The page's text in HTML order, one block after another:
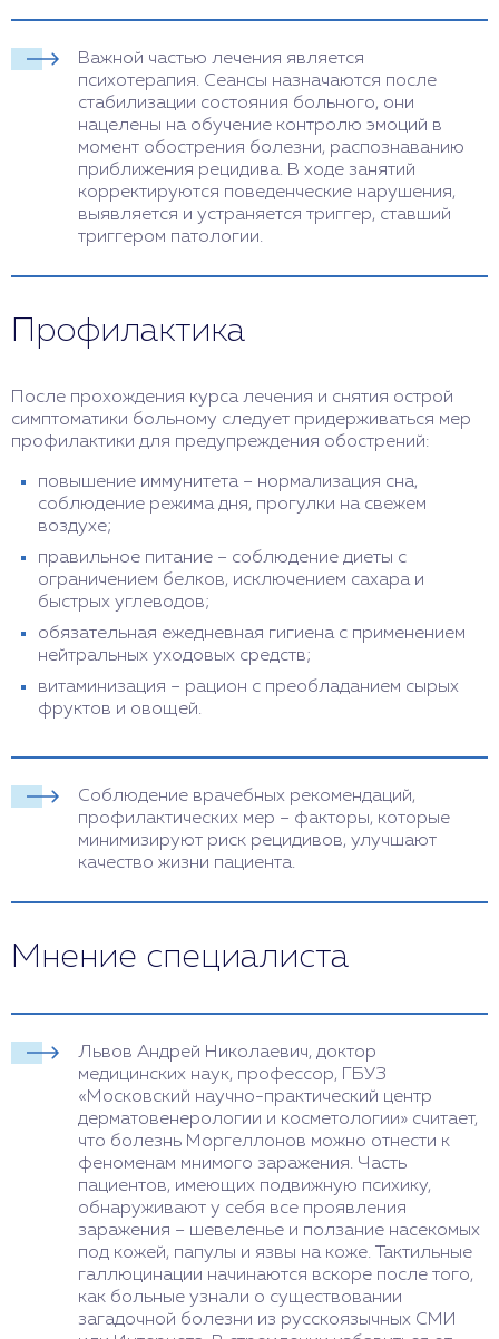
Важной частью лечения является
психотерапия. Сеансы назначаются после
стабилизации состояния больного, они
нацелены на обучение контролю эмоций в
момент обострения болезни, распознаванию
приближения рецидива. В ходе занятий
корректируются поведенческие нарушения,
выявляется и устраняется триггер, ставший
триггером патологии.
Профилактика
После прохождения курса лечения и снятия острой
симптоматики больному следует придерживаться мер
профилактики для предупреждения обострений:
повышение иммунитета – нормализация сна,
соблюдение режима дня, прогулки на свежем
воздухе;
правильное питание – соблюдение диеты с
ограничением белков, исключением сахара и
быстрых углеводов;
обязательная ежедневная гигиена с применением
нейтральных уходовых средств;
витаминизация – рацион с преобладанием сырых
фруктов и овощей.
Соблюдение врачебных рекомендаций,
профилактических мер – факторы, которые
минимизируют риск рецидивов, улучшают
качество жизни пациента.
Мнение специалиста
Львов Андрей Николаевич, доктор
медицинских наук, профессор, ГБУЗ
«Московский научно-практический центр
дерматовенерологии и косметологии» считает,
что болезнь Моргеллонов можно отнести к
феноменам мнимого заражения. Часть
пациентов, имеющих подвижную психику,
обнаруживают у себя все проявления
заражения – шевеленье и ползание насекомых
под кожей, папулы и язвы на коже. Тактильные
галлюцинации начинаются вскоре после того,
как больные узнали о существовании
загадочной болезни из русскоязычных СМИ